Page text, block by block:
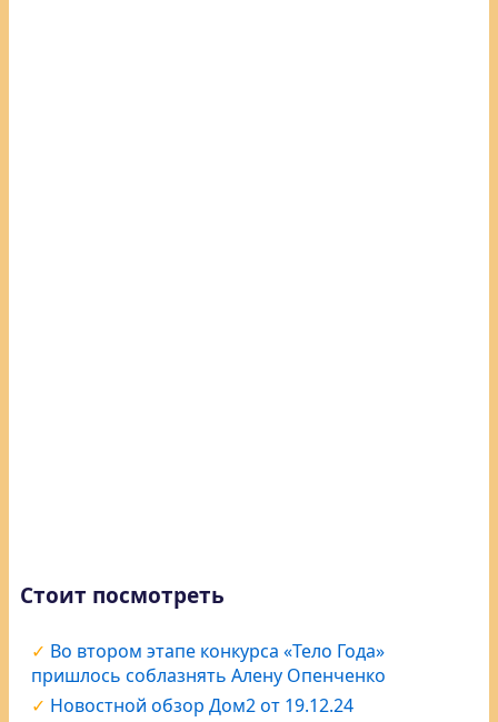
Стоит посмотреть
Во втором этапе конкурса «Тело Года»
пришлось соблазнять Алену Опенченко
Новостной обзор Дом2 от 19.12.24